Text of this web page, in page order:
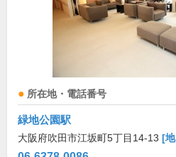
所在地・電話番号
緑地公園駅
大阪府吹田市江坂町5丁目14-13 [